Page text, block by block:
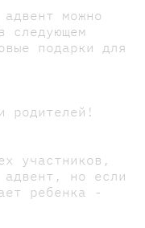
можно
следующем
подарки для
родителей!
участников,
адвент, но если
ребенка -